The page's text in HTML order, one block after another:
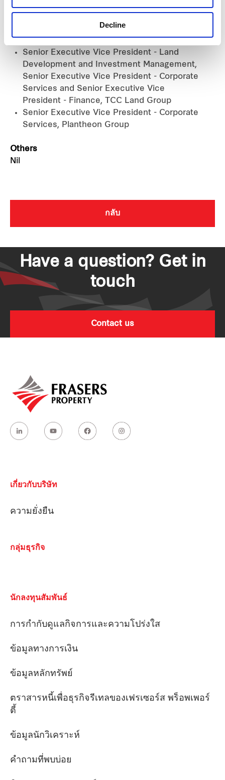
Decline
Senior Executive Vice President - Land
Development and Investment Management,
Senior Executive Vice President - Corporate
Services and Senior Executive Vice
President - Finance, TCC Land Group
Senior Executive Vice President - Corporate
Services, Plantheon Group
Others
Nil
กลับ
Have a question? Get in
touch
Contact us
เกี่ยวกับบริษัท
ความยั่งยืน
กลุ่มธุรกิจ
นักลงทุนสัมพันธ์
การกํากับดูแลกิจการและความโปร่งใส
ข้อมูลทางการเงิน
ข้อมูลหลักทรัพย์
ตราสารหนี้เพื่อธุรกิจรีเทลของเฟรเซอร์ส พร็อพเพอร์
ตี้
ข้อมูลนักวิเคราะห์
คําถามที่พบบ่อย